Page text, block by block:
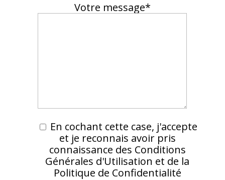
Votre message*
En cochant cette case, j'accepte
et je reconnais avoir pris
connaissance des Conditions
Générales d'Utilisation et de la
Politique de Confidentialité